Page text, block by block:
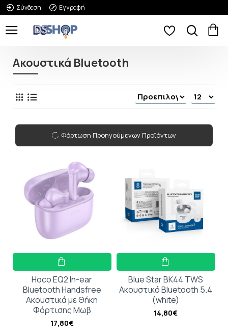
Σύνδεση Εγγραφή
Ακουστικά Bluetooth
Φόρτωση Προηγούμενων Προϊόντων
Hoco EQ2 In-ear
Bluetooth Handsfree
Ακουστικά με Θήκη
Φόρτισης Μωβ
17,80€
Blue Star BK44 TWS
Ακουστικό Bluetooth 5.4
(white)
14,80€